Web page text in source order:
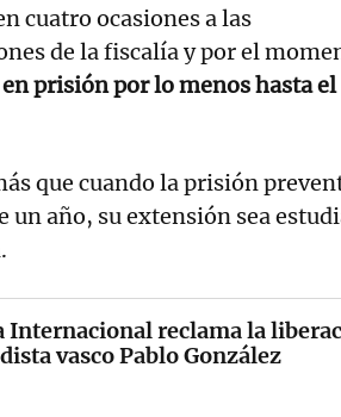
cuatro ocasiones a las
de la fiscalía y por el
prisión por lo menos hasta el
que cuando la prisión
un año, su extensión sea
Internacional reclama la
vasco Pablo González